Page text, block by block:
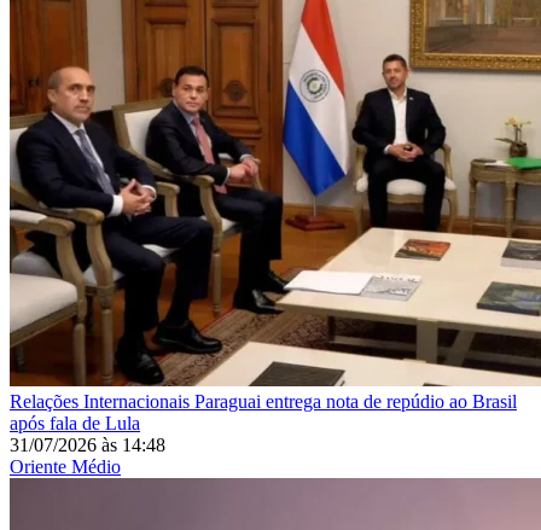
Relações Internacionais Paraguai entrega nota de repúdio ao Brasil
após fala de Lula
31/07/2026 às 14:48
Oriente Médio